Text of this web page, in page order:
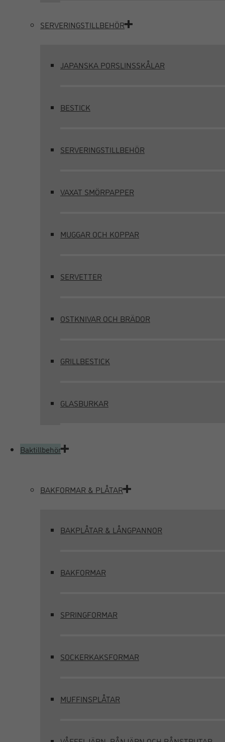
SERVERINGSTILLBEHÖR
JAPANSKA PORSLINSSKÅLAR
BESTICK
SERVERINGSTILLBEHÖR
VAXAT SMÖRPAPPER
MUGGAR OCH KOPPAR
SERVETTER
OSTKNIVAR OCH BRÄDOR
GRILLBESTICK
GLASBURKAR
Baktillbehör
BAKFORMAR & PLÅTAR
BAKPLÅTAR & LÅNGPANNOR
BAKFORMAR
SPRINGFORMAR
SOCKERKAKSFORMAR
MUFFINSPLÅTAR